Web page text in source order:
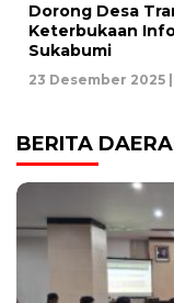
Dorong Desa
Keterbukaan
Sukabumi
23 Desember 2025 |
BERITA